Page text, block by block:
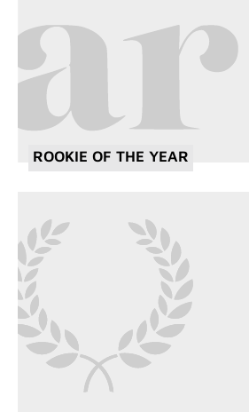
ROOKIE OF THE YEAR